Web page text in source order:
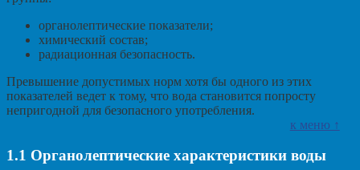
органолептические показатели;
химический состав;
радиационная безопасность.
Превышение допустимых норм хотя бы одного из этих
показателей ведет к тому, что вода становится попросту
непригодной для безопасного употребления.
к меню ↑
1.1 Органолептические характеристики воды